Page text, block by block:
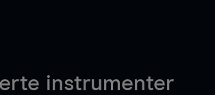
instrumenter